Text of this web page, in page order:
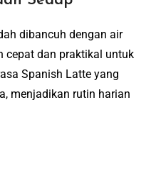
dibancuh dengan air
cepat dan praktikal untuk
Spanish Latte yang
menjadikan rutin harian